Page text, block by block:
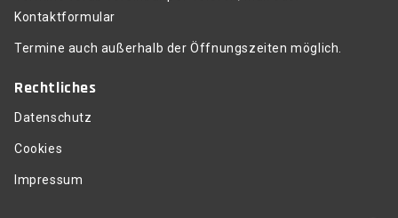
Kontaktformular
Termine auch außerhalb der Öffnungszeiten möglich.
Rechtliches
Datenschutz
Cookies
Impressum